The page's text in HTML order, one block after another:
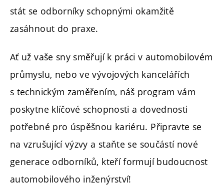
stát se odborníky schopnými okamžitě
zasáhnout do praxe.
Ať už vaše sny směřují k práci v automobilovém
průmyslu, nebo ve vývojových kancelářích
s technickým zaměřením, náš program vám
poskytne klíčové schopnosti a dovednosti
potřebné pro úspěšnou kariéru. Připravte se
na vzrušující výzvy a staňte se součástí nové
generace odborníků, kteří formují budoucnost
automobilového inženýrství!